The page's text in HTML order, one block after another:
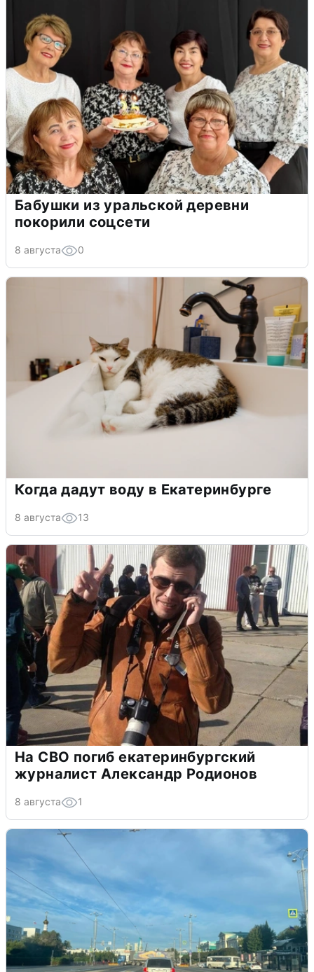
Бабушки из уральской деревни
покорили соцсети
8 августа 0
Когда дадут воду в Екатеринбурге
8 августа 13
На СВО погиб екатеринбургский
журналист Александр Родионов
8 августа 1